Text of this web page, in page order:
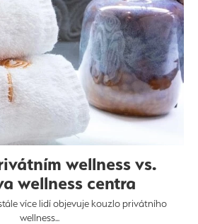
wellness vs.
wellness centra
více lidí objevuje kouzlo privátního
wellness...